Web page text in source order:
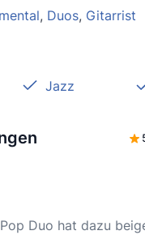
, Duos, Gitarrist
Jazz
Duo hat dazu